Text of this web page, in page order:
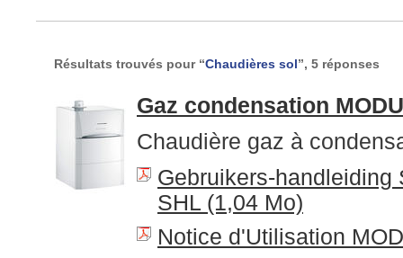
Résultats trouvés pour “Chaudières sol”, 5 réponses
Gaz condensation
Chaudière gaz à
Gebruikers-handleiding
SHL (1,04 Mo)
Notice d'Utilisation